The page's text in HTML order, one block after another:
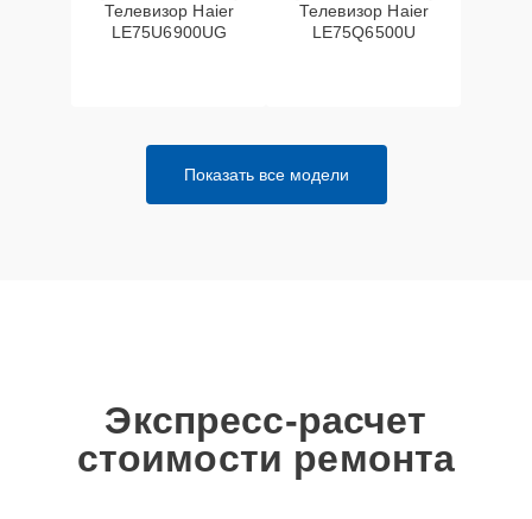
Телевизор Haier
LE75U6900UG
Телевизор Haier
LE75Q6500U
Показать все модели
Экспресс-расчет
стоимости ремонта